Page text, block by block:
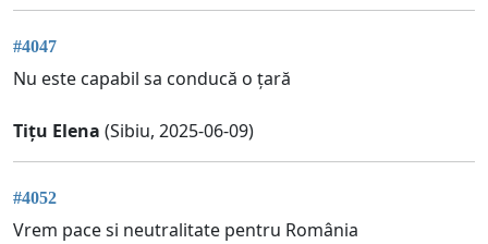
#4047
Nu este capabil sa conducă o țară
Tițu Elena (Sibiu, 2025-06-09)
#4052
Vrem pace si neutralitate pentru România